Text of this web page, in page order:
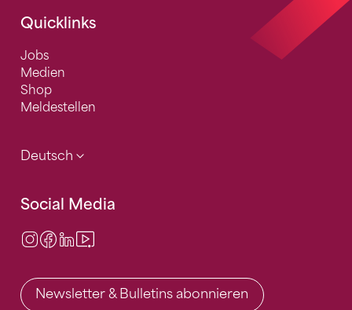
Quicklinks
Jobs
Medien
Shop
Meldestellen
Deutsch
Social Media
Instagram
Facebook
LinkedIn
Newsletter & Bulletins abonnieren